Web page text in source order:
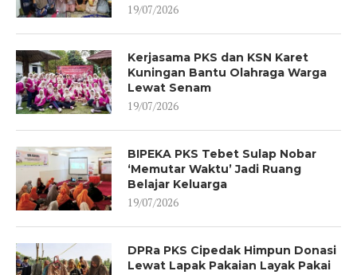
19/07/2026
Kerjasama PKS dan KSN Karet
Kuningan Bantu Olahraga Warga
Lewat Senam
19/07/2026
BIPEKA PKS Tebet Sulap Nobar
‘Memutar Waktu’ Jadi Ruang
Belajar Keluarga
19/07/2026
DPRa PKS Cipedak Himpun Donasi
Lewat Lapak Pakaian Layak Pakai